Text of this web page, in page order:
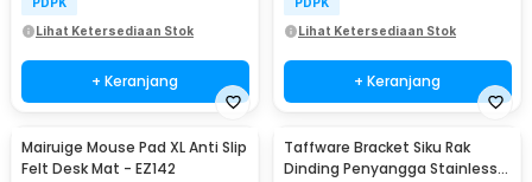
Lihat Ketersediaan Stok
+ Keranjang
Lihat Ketersediaan Stok
+ Keranjang
Mairuige Mouse Pad XL Anti Slip
Felt Desk Mat - EZ142
Taffware Bracket Siku Rak
Dinding Penyangga Stainless